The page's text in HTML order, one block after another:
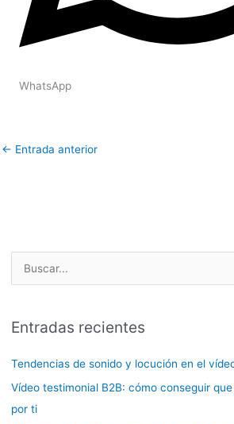
WhatsApp
← Entrada anterior
c
a
Entradas recientes
Tendencias de sonido y locución en el
Vídeo testimonial B2B: cómo conseguir
por ti